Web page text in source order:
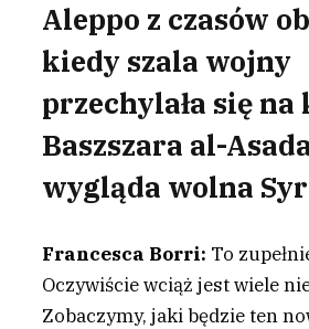
Aleppo z czasów
kiedy szala wojny
przechylała się na
Baszszara al-
wygląda wolna
Francesca Borri: To
Oczywiście wciąż jest wiele
Zobaczymy, jaki będzie ten